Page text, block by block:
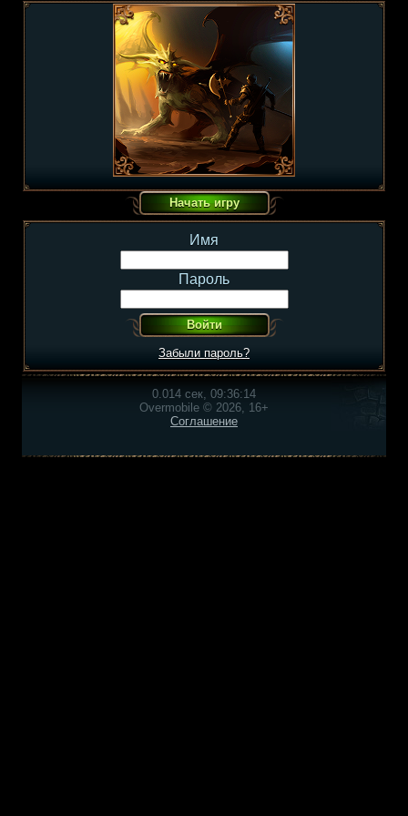
Имя
Пароль
Забыли пароль?
0.014 сек, 09:36:14
Overmobile © 2026, 16+
Соглашение